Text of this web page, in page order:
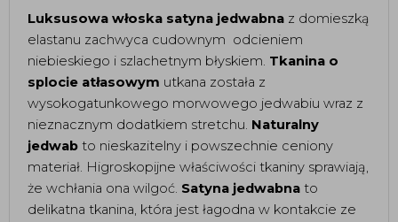
Luksusowa włoska satyna jedwabna z domieszką
elastanu zachwyca cudownym odcieniem
niebieskiego i szlachetnym błyskiem. Tkanina o
splocie atłasowym utkana została z
wysokogatunkowego morwowego jedwabiu wraz z
nieznacznym dodatkiem stretchu. Naturalny
jedwab to nieskazitelny i powszechnie ceniony
materiał. Higroskopijne właściwości tkaniny sprawiają,
że wchłania ona wilgoć. Satyna jedwabna to
delikatna tkanina, która jest łagodna w kontakcie ze